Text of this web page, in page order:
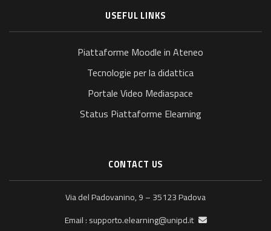
USEFUL LINKS
Piattaforme Moodle in Ateneo
Tecnologie per la didattica
Portale Video Mediaspace
Status Piattaforme Elearning
CONTACT US
Via del Padovanino, 9 – 35123 Padova
Email :
supporto.elearning@unipd.it